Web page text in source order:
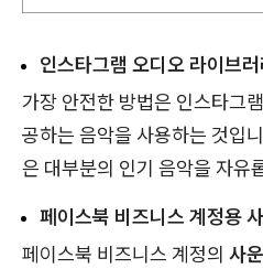
인스타그램 오디오 라이브
가장 안전한 방법은 인스타그
공하는 음악을 사용하는 것입
은 대부분의 인기 음악을 자유
페이스북 비즈니스 계정용
페이스북 비즈니스 계정의 사